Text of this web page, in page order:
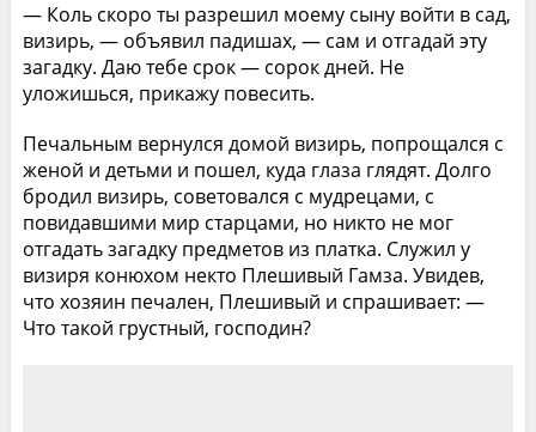
— Коль скоро ты разрешил моему сыну войти в сад,
визирь, — объявил падишах, — сам и отгадай эту
загадку. Даю тебе срок — сорок дней. Не
уложишься, прикажу повесить.
Печальным вернулся домой визирь, попрощался с
женой и детьми и пошел, куда глаза глядят. Долго
бродил визирь, советовался с мудрецами, с
повидавшими мир старцами, но никто не мог
отгадать загадку предметов из платка. Служил у
визиря конюхом некто Плешивый Гамза. Увидев,
что хозяин печален, Плешивый и спрашивает: —
Что такой грустный, господин?